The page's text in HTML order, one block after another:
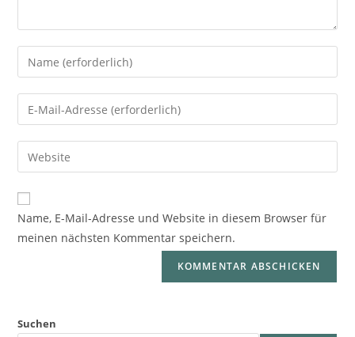
Name, E-Mail-Adresse und Website in diesem Browser für
meinen nächsten Kommentar speichern.
Suchen